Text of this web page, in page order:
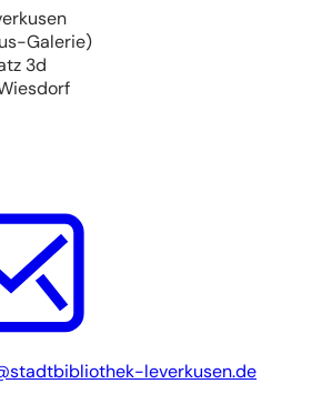
Galerie)
3d
stadtbibliothek-leverkusende